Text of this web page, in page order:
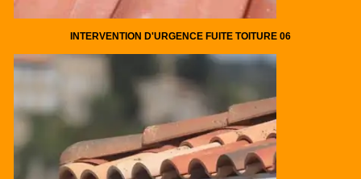
INTERVENTION D'URGENCE FUITE TOITURE 06